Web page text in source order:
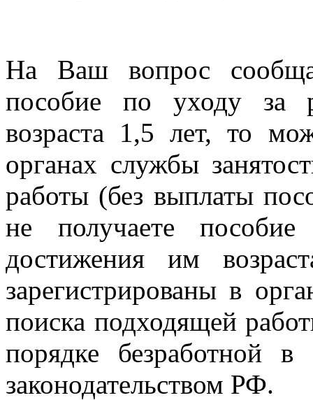
На Ваш вопрос
пособие по уходу за
возраста 1,5 лет, то
органах службы
работы (без выплаты
не получаете
достижения им
зарегистрированы в
поиска подходящей
порядке безработной
законодательством РФ.